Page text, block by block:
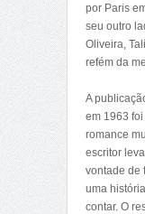
por Paris
seu outro
Oliveira,
refém da
A
em 1963
romance
escritor
vontade de
uma
contar. O